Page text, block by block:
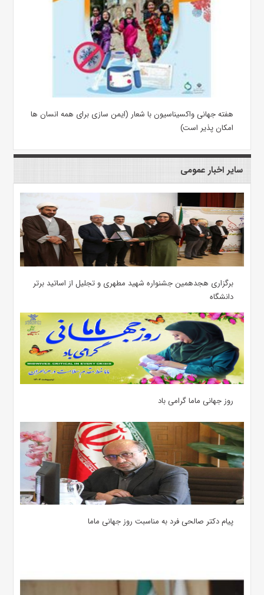
هفته جهانی واکسیناسیون با شعار (ایمن سازی برای همه انسان ها
امکان پذیر است)
سایر اخبار عمومی
برگزاری هجدهمین جشنواره شهید مطهری و تجلیل از اساتید برتر
دانشگاه
روز جهانی ماما گرامی باد
پیام دکتر صالحی فرد به مناسبت روز جهانی ماما